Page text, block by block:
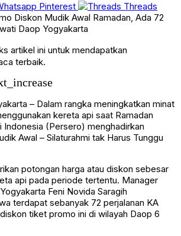
Pinterest Threads
artikel ini untuk mendapatkan
terbaik.
– Dalam rangka meningkatkan minat
kereta api saat Ramadan
Indonesia (Persero) menghadirkan
Awal – Silaturahmi tak Harus Tunggu
potongan harga atau diskon sebesar
api pada periode tertentu. Manager
Feni Novida Saragih
terdapat sebanyak 72 perjalanan KA
tiket promo ini di wilayah Daop 6